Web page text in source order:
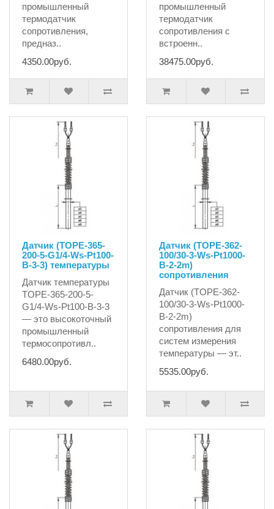
промышленный
термодатчик
сопротивления,
предназ..
4350.00руб.
промышленный
термодатчик
сопротивления с
встроенн..
38475.00руб.
Датчик (ТОРЕ-365-
200-5-G1/4-Ws-Pt100-
B-3-3) температуры
Датчик температуры
TOPE-365-200-5-
G1/4-Ws-Pt100-B-3-3
— это высокоточный
промышленный
термосопротивл..
6480.00руб.
Датчик (TOPE-362-
100/30-3-Ws-Pt1000-
B-2-2m)
сопротивления
Датчик (TOPE-362-
100/30-3-Ws-Pt1000-
B-2-2m)
сопротивления для
систем измерения
температуры — эт..
5535.00руб.